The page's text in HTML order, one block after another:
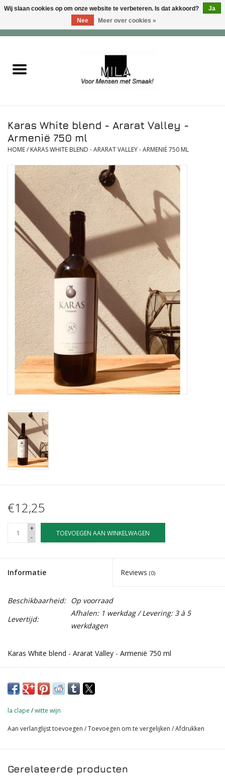
Zoet
Verwenfeesten
Roomijs & gebak
Dranken
OUTLET ! Geboorte,
huwelijk, communie,
lentefeest, ...
MOEDERDAG 2026
Onze website
Karas White blend - Ararat Valley -
Armenië 750 ml
HOME/ KARAS WHITE BLEND - ARARAT VALLEY - ARMENIË 750 ML
€12,25
+
-
TOEVOEGEN AAN WINKELWAGEN
Informatie Reviews (0)
Beschikbaarheid: Op voorraad
Levertijd:
Afhalen: 1 werkdag / Levering: 3 à 5
werkdagen
Karas White blend - Ararat Valley - Armenië 750 ml
40 % Chardonnay, 50 % kangun en 10 % viognier
ideaal bij asperges, salades, vis, schaal en schelpdieren en kip.
la clape /witte wijn
Aan verlanglijst toevoegen /Toevoegen om te vergelijken /Afdrukken
Gerelateerde producten
Wij slaan cookies op om onze website te verbeteren. Is dat akkoord?
Ja
Nee
Meer over cookies »